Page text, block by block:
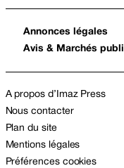
Annonces légales
Avis & Marchés
A propos d’Imaz Press
Nous contacter
Plan du site
Mentions légales
Préférences cookies